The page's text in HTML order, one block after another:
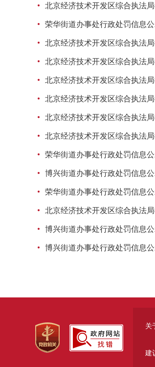
北京经济技术开发区综合执法
荣华街道办事处行政处罚信息
北京经济技术开发区综合执法
北京经济技术开发区综合执法
北京经济技术开发区综合执法
北京经济技术开发区综合执法
北京经济技术开发区综合执法
北京经济技术开发区综合执法
荣华街道办事处行政处罚信息公
博兴街道办事处行政处罚信息公
荣华街道办事处行政处罚信息公
北京经济技术开发区综合执法
博兴街道办事处行政处罚信息公
博兴街道办事处行政处罚信息公
关
建